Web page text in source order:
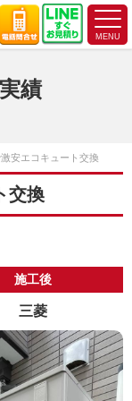
績
安エコキュート交換
交換
施工後
三菱